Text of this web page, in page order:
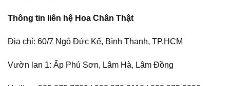
Thông tin liên hệ Hoa Chân Thật
Địa chỉ: 60/7 Ngô Đức Kế, Bình Thạnh, TP.HCM
Vườn lan 1: Ấp Phú Sơn, Lâm Hà, Lâm Đồng